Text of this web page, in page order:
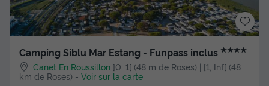
Camping Siblu Mar Estang - Funpass inclus ★★★★
Canet En Roussillon ]0, 1[ (48 m de Roses) | [1, Inf[ (48
km de Roses) - Voir sur la carte